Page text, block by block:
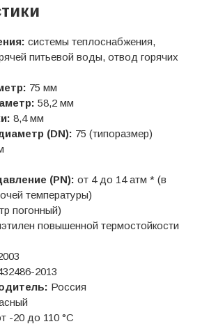
системы теплоснабжения,
питьевой воды, отвод горячих
75 мм
58,2 мм
8,4 мм
(DN): 75 (типоразмер)
(PN): от 4 до 14 атм * (в
температуры)
погонный)
повышенной термостойкости
2013
Россия
-20 до 110 °С